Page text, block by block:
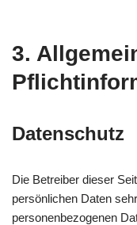
3.
Datenschutz
Die Betreiber dieser
persönlichen Daten
personenbezogenen